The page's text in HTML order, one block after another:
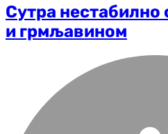
Сутра
и грмљавином